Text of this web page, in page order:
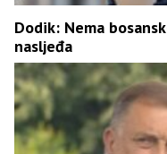
Dodik: Nema
nasljeđa